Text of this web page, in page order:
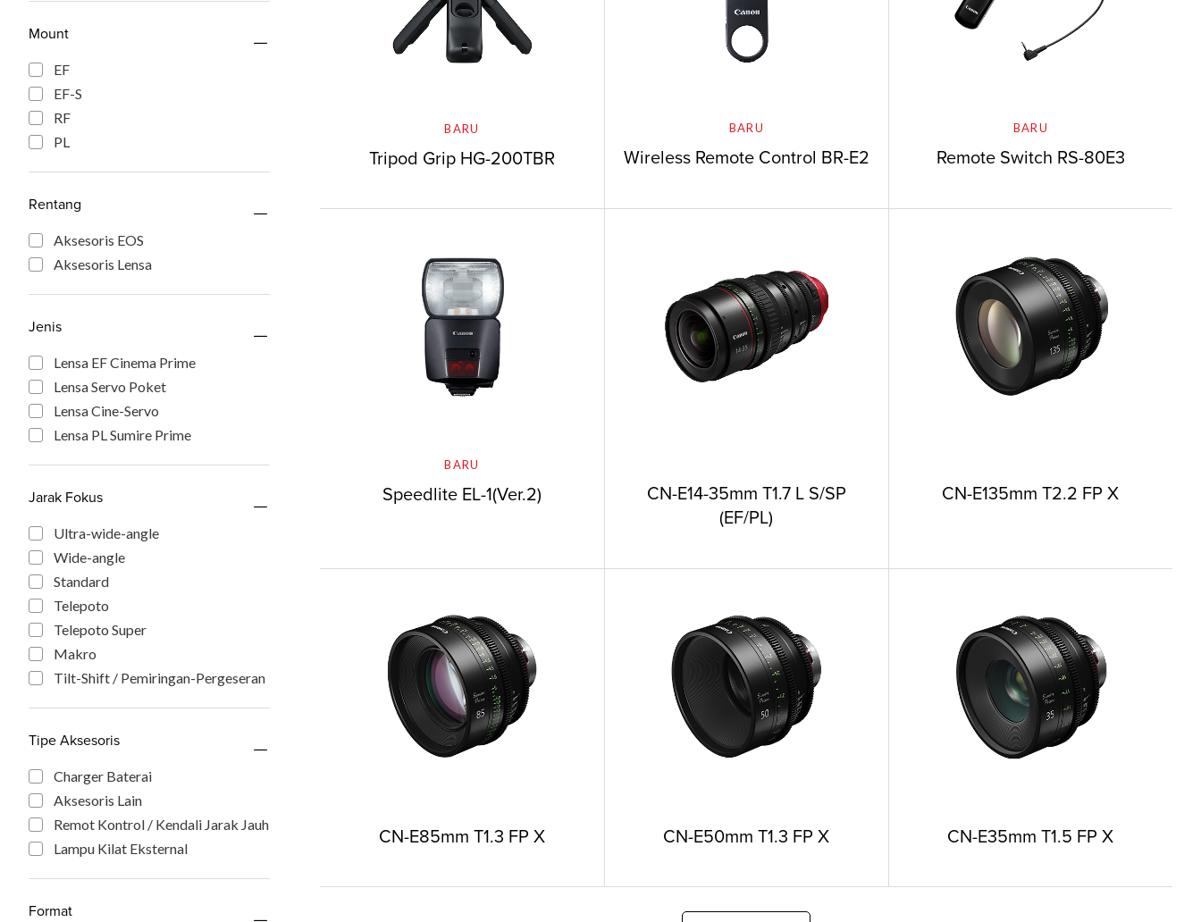
Mount
EF
EF-S
RF
PL
Rentang
Aksesoris EOS
Aksesoris Lensa
Jenis
Lensa EF Cinema Prime
Lensa Servo Poket
Lensa Cine-Servo
Lensa PL Sumire Prime
Jarak Fokus
Ultra-wide-angle
Wide-angle
Standard
Telepoto
Telepoto Super
Makro
Tilt-Shift / Pemiringan-Pergeseran
Tipe Aksesoris
Charger Baterai
Aksesoris Lain
Remot Kontrol / Kendali Jarak Jauh
Lampu Kilat Eksternal
Format
BARU
Tripod Grip HG-200TBR
BARU
Wireless Remote Control BR-E2
BARU
Remote Switch RS-80E3
BARU
Speedlite EL-1(Ver.2)
CN-E14-35mm T1.7 L S/SP
(EF/PL)
CN-E135mm T2.2 FP X
CN-E85mm T1.3 FP X CN-E50mm T1.3 FP X CN-E35mm T1.5 FP X